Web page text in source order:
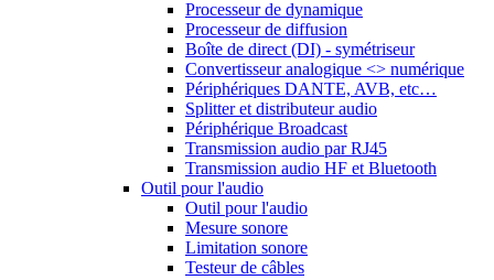
Processeur de dynamique
Processeur de diffusion
Boîte de direct (DI) - symétriseur
Convertisseur analogique <> numérique
Périphériques DANTE, AVB, etc…
Splitter et distributeur audio
Périphérique Broadcast
Transmission audio par RJ45
Transmission audio HF et Bluetooth
Outil pour l'audio
Outil pour l'audio
Mesure sonore
Limitation sonore
Testeur de câbles